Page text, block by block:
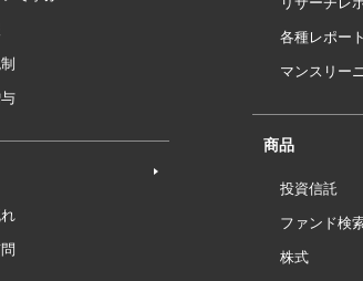
各種レポート
マンスリー
商品
投資信託
ファンド検
株式